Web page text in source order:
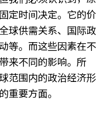
定时间决定。它的价
球供需关系、国际政
等。而这些因素在不
来不同的影响。所
范围内的政治经济形
重要方面。